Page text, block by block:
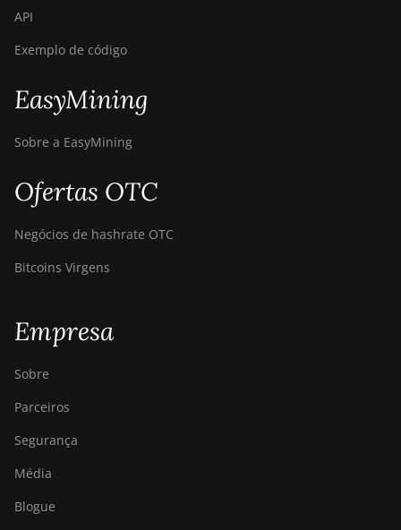
API
Exemplo de código
EasyMining
Sobre a EasyMining
Ofertas OTC
Negócios de hashrate OTC
Bitcoins Virgens
Empresa
Sobre
Parceiros
Segurança
Média
Blogue